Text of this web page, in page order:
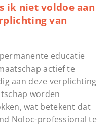
ik niet voldoe aan
van
educatie
actief te
aan deze verplichting
worden
wat betekent dat
Noloc-professional te